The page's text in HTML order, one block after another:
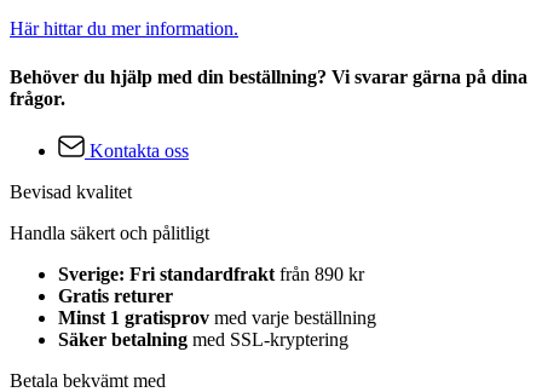
Här hittar du mer information.
Behöver du hjälp med din beställning? Vi svarar gärna på dina
frågor.
Kontakta oss
Bevisad kvalitet
Handla säkert och pålitligt
Sverige: Fri standardfrakt från 890 kr
Gratis returer
Minst 1 gratisprov med varje beställning
Säker betalning med SSL-kryptering
Betala bekvämt med